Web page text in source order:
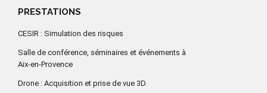
PRESTATIONS
CESIR : Simulation des risques
Salle de conférence, séminaires et événements à
Aix-en-Provence
Drone : Acquisition et prise de vue 3D